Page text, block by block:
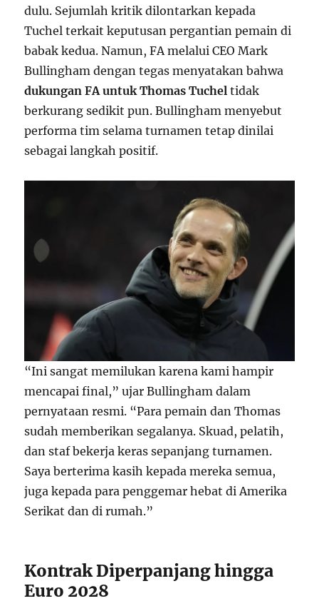
dulu. Sejumlah kritik dilontarkan kepada
Tuchel terkait keputusan pergantian pemain di
babak kedua. Namun, FA melalui CEO Mark
Bullingham dengan tegas menyatakan bahwa
dukungan FA untuk Thomas Tuchel tidak
berkurang sedikit pun. Bullingham menyebut
performa tim selama turnamen tetap dinilai
sebagai langkah positif.
“Ini sangat memilukan karena kami hampir
mencapai final,” ujar Bullingham dalam
pernyataan resmi. “Para pemain dan Thomas
sudah memberikan segalanya. Skuad, pelatih,
dan staf bekerja keras sepanjang turnamen.
Saya berterima kasih kepada mereka semua,
juga kepada para penggemar hebat di Amerika
Serikat dan di rumah.”
Kontrak Diperpanjang hingga
Euro 2028